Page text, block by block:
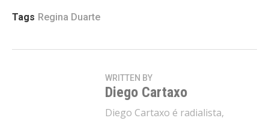
Tags Regina Duarte
WRITTEN BY
Diego Cartaxo
Diego Cartaxo é radialista,